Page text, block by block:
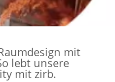
mit
lebt unsere
mit zirb.